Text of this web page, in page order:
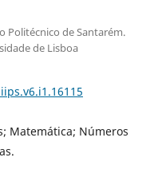
Politécnico de Santarém.
de Lisboa
Matemática; Números